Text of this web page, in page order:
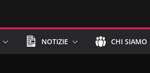
NOTIZIE CHI SIAMO